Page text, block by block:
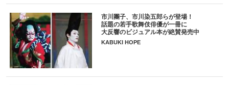
市川團子、市川染五郎らが登場！
話題の若手歌舞伎俳優が一冊に
大反響のビジュアル本が絶賛発売中
KABUKI HOPE